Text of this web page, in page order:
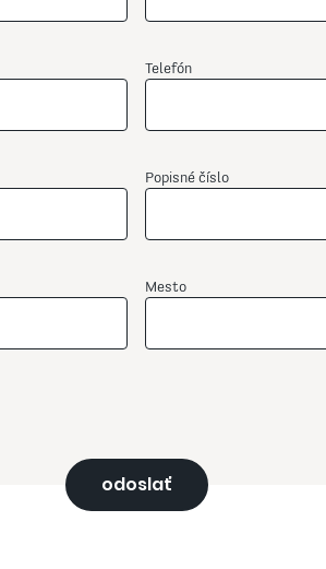
Telefón
Popisné číslo
Mesto
odoslať